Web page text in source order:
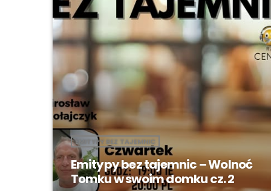
EMITYPY BEZ TAJEMNIC
Emitypy bez tajemnic – Wolnoć
Tomku w swoim domku cz. 2